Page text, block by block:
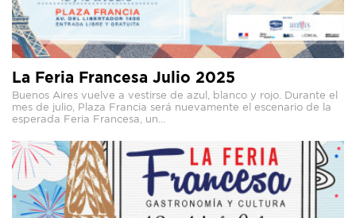
La Feria Francesa Julio 2025
Buenos Aires vuelve a vestirse de azul, blanco y rojo. Durante el
mes de julio, Plaza Francia será nuevamente el escenario de la
esperada Feria Francesa, un...